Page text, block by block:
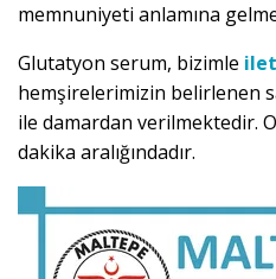
memnuniyeti anlamına
Glutatyon serum, bizimle
hemşirelerimizin belirlenen
ile damardan verilmektedir.
dakika aralığındadır.